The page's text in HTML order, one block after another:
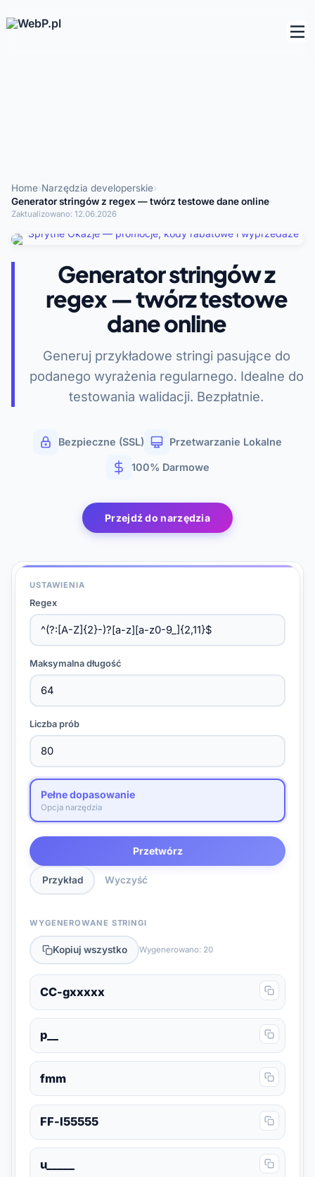
Home›Narzędzia developerskie›
Generator stringów z regex — twórz testowe dane online·
Zaktualizowano: 12.06.2026
Generator stringów z
regex — twórz testowe
dane online
Generuj przykładowe stringi pasujące do
podanego wyrażenia regularnego. Idealne do
testowania walidacji. Bezpłatnie.
Bezpieczne (SSL) Przetwarzanie Lokalne
100% Darmowe
Przejdź do narzędzia
USTAWIENIA
Regex
Maksymalna długość
Liczba prób
Pełne dopasowanie
Opcja narzędzia
Przetwórz
Przykład Wyczyść
WYGENEROWANE STRINGI
Kopiuj wszystko Wygenerowano: 20
CC-gxxxxx
p__
fmm
FF-l55555
u_____